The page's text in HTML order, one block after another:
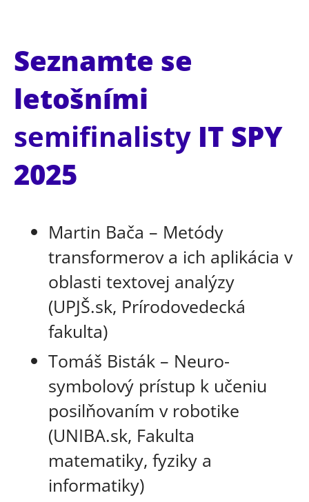
Seznamte se
letošními
semifinalisty IT SPY
2025
Martin Bača – Metódy
transformerov a ich aplikácia v
oblasti textovej analýzy
(UPJŠ.sk, Prírodovedecká
fakulta)
Tomáš Bisták – Neuro-
symbolový prístup k učeniu
posilňovaním v robotike
(UNIBA.sk, Fakulta
matematiky, fyziky a
informatiky)